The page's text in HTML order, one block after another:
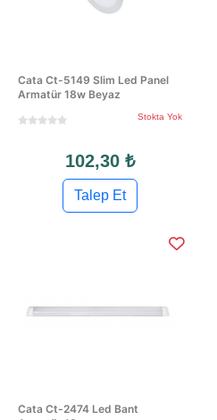
Cata Ct-5149 Slim Led Panel
Armatür 18w Beyaz
Stokta Yok
102,30 ₺
Talep Et
Cata Ct-2474 Led Bant